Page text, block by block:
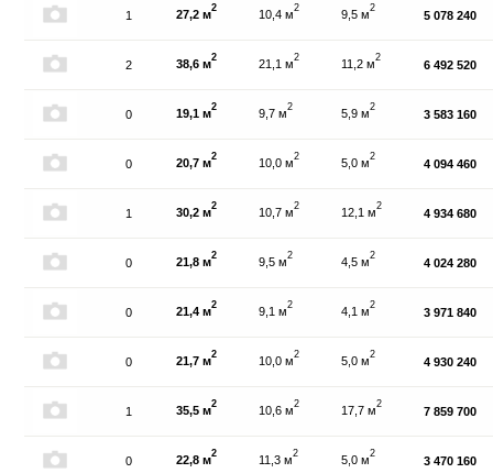
1 27,2 м2 10,4 м2 9,5 м2
5 078 240
2 38,6 м2 21,1 м2 11,2 м2
6 492 520
0 19,1 м2 9,7 м2 5,9 м2
3 583 160
0 20,7 м2 10,0 м2 5,0 м2
4 094 460
1 30,2 м2 10,7 м2 12,1 м2
4 934 680
0 21,8 м2 9,5 м2 4,5 м2
4 024 280
0 21,4 м2 9,1 м2 4,1 м2
3 971 840
0 21,7 м2 10,0 м2 5,0 м2
4 930 240
1 35,5 м2 10,6 м2 17,7 м2
7 859 700
0 22,8 м2 11,3 м2 5,0 м2
3 470 160